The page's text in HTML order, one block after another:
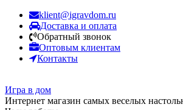
klient@igravdom.ru
Доставка и оплата
Обратный звонок
Оптовым клиентам
Контакты
Игра в дом
Интернет магазин самых веселых